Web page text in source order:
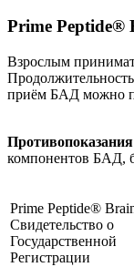
Prime Peptide®
Взрослым
приём БАД можно
компонентов БАД,
Prime Peptide®
Свидетельство о
Государственной
Регистрации